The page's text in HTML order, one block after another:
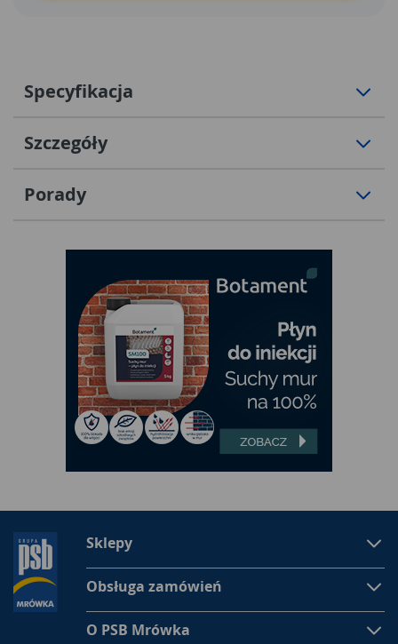
Specyfikacja
Szczegóły
Porady
Sklepy
Obsługa zamówień
O PSB Mrówka